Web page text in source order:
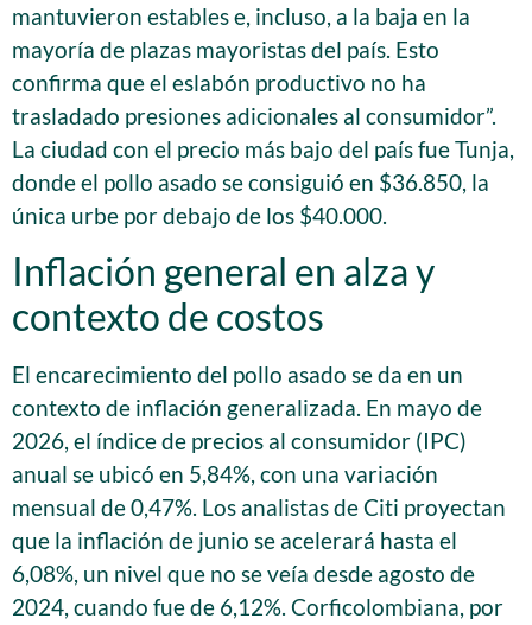
mantuvieron estables e, incluso, a la baja en la
mayoría de plazas mayoristas del país. Esto
confirma que el eslabón productivo no ha
trasladado presiones adicionales al consumidor”.
La ciudad con el precio más bajo del país fue Tunja,
donde el pollo asado se consiguió en $36.850, la
única urbe por debajo de los $40.000.
Inflación general en alza y
contexto de costos
El encarecimiento del pollo asado se da en un
contexto de inflación generalizada. En mayo de
2026, el índice de precios al consumidor (IPC)
anual se ubicó en 5,84%, con una variación
mensual de 0,47%. Los analistas de Citi proyectan
que la inflación de junio se acelerará hasta el
6,08%, un nivel que no se veía desde agosto de
2024, cuando fue de 6,12%. Corficolombiana, por